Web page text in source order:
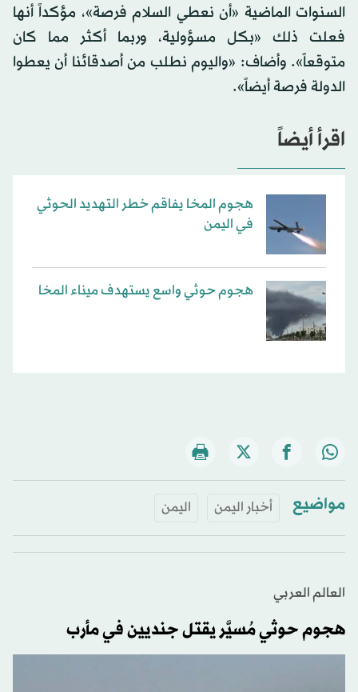
السنوات الماضية «أن نعطي السلام فرصة»، مؤكداً أنها
فعلت ذلك «بكل مسؤولية، وربما أكثر مما كان
متوقعاً». وأضاف: «واليوم نطلب من أصدقائنا أن يعطوا
الدولة فرصة أيضاً».
اقرأ أيضاً
هجوم المخا يفاقم خطر التهديد الحوثي
في اليمن
هجوم حوثي واسع يستهدف ميناء المخا
مواضيع أخبار اليمن اليمن
العالم العربي
هجوم حوثي مُسيَّر يقتل جنديين في مأرب